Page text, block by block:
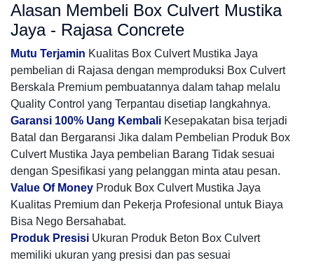
Alasan Membeli Box Culvert Mustika
Jaya - Rajasa Concrete
Mutu Terjamin Kualitas Box Culvert Mustika Jaya
pembelian di Rajasa dengan memproduksi Box Culvert
Berskala Premium pembuatannya dalam tahap melalu
Quality Control yang Terpantau disetiap langkahnya.
Garansi 100% Uang Kembali Kesepakatan bisa terjadi
Batal dan Bergaransi Jika dalam Pembelian Produk Box
Culvert Mustika Jaya pembelian Barang Tidak sesuai
dengan Spesifikasi yang pelanggan minta atau pesan.
Value Of Money Produk Box Culvert Mustika Jaya
Kualitas Premium dan Pekerja Profesional untuk Biaya
Bisa Nego Bersahabat.
Produk Presisi Ukuran Produk Beton Box Culvert
memiliki ukuran yang presisi dan pas sesuai